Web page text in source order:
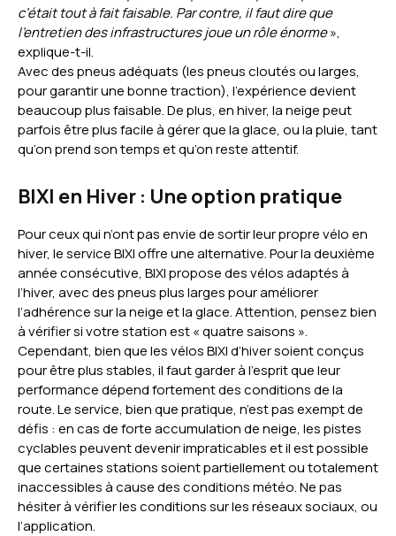
c’était tout à fait faisable. Par contre, il faut dire que
l’entretien des infrastructures joue un rôle énorme»,
explique-t-il.
Avec des pneus adéquats (les pneus cloutés ou larges,
pour garantir une bonne traction), l’expérience devient
beaucoup plus faisable. De plus, en hiver, la neige peut
parfois être plus facile à gérer que la glace, ou la pluie, tant
qu’on prend son temps et qu’on reste attentif.
BIXI en Hiver : Une option pratique
Pour ceux qui n’ont pas envie de sortir leur propre vélo en
hiver, le service BIXI offre une alternative. Pour la deuxième
année consécutive, BIXI propose des vélos adaptés à
l’hiver, avec des pneus plus larges pour améliorer
l’adhérence sur la neige et la glace. Attention, pensez bien
à vérifier si votre station est « quatre saisons ».
Cependant, bien que les vélos BIXI d’hiver soient conçus
pour être plus stables, il faut garder à l’esprit que leur
performance dépend fortement des conditions de la
route. Le service, bien que pratique, n’est pas exempt de
défis : en cas de forte accumulation de neige, les pistes
cyclables peuvent devenir impraticables et il est possible
que certaines stations soient partiellement ou totalement
inaccessibles à cause des conditions météo. Ne pas
hésiter à vérifier les conditions sur les réseaux sociaux, ou
l’application.